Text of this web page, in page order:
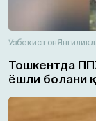
Ўзбекистон
Тошкентда
ёшли болани